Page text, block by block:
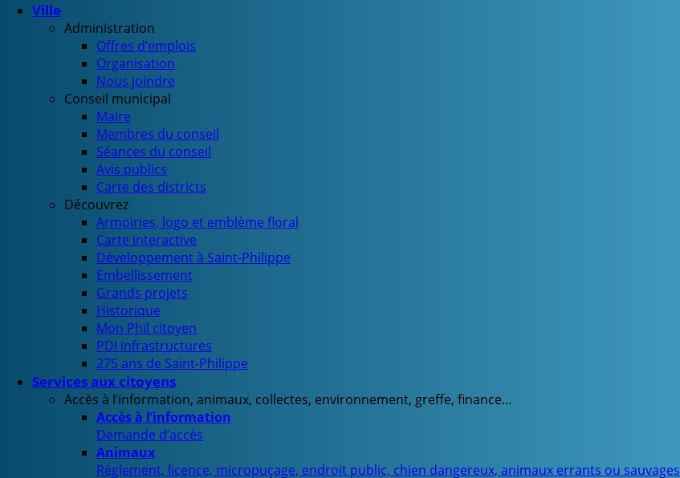
Ville
Administration
Offres d’emplois
Organisation
Nous joindre
Conseil municipal
Maire
Membres du conseil
Séances du conseil
Avis publics
Carte des districts
Découvrez
Armoiries, logo et emblème floral
Carte interactive
Développement à Saint-Philippe
Embellissement
Grands projets
Historique
Mon Phil citoyen
PDI infrastructures
275 ans de Saint-Philippe
Services aux citoyens
Accès à l’information, animaux, collectes, environnement, greffe, finance…
Accès à l’information
Demande d’accès
Animaux
Règlement, licence, micropuçage, endroit public, chien dangereux, animaux errants ou sauvages